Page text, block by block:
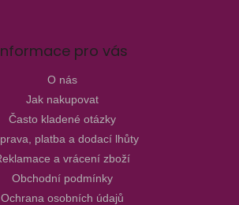
pro vás
O nás
Jak nakupovat
Často kladené otázky
platba a dodací lhůty
a vrácení zboží
Obchodní podmínky
Ochrana osobních údajů